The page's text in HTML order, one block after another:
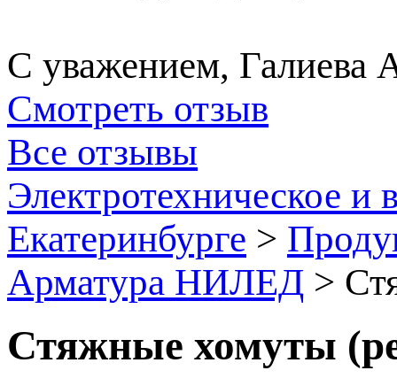
С уважением, Галиева
Смотреть отзыв
Все отзывы
Электротехническое и
Екатеринбурге >
Арматура НИЛЕД >
Стяжные хомуты